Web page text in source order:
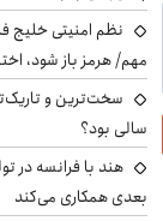
نظم امنیتی خلیج
مهم/ هرمز باز شود،
سخت‌ترین و
سالی بود؟
هند با فرانسه در
بعدی همکاری می‌کند